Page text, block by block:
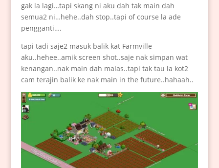
gak la lagi…tapi skang ni aku dah tak main dah
semua2 ni…hehe..dah stop..tapi of course la ade
pengganti….
tapi tadi saje2 masuk balik kat Farmville
aku..hehee..amik screen shot..saje nak simpan wat
kenangan..nak main dah malas..tapi tak tau la kot2
cam terajin balik ke nak main in the future..hahaah..